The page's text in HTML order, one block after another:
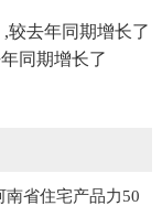
较去年同期增长了
同期增长了
南省住宅产品力50